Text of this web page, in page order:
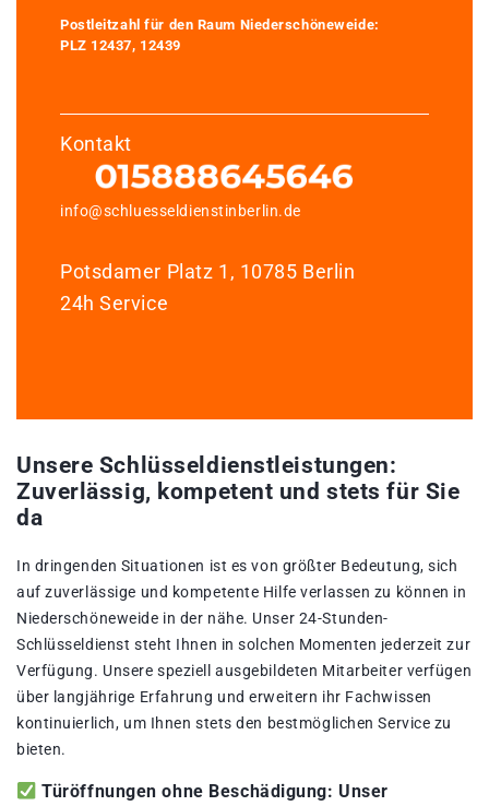
Postleitzahl für den Raum Niederschöneweide:
PLZ 12437, 12439
Kontakt
info@schluesseldienstinberlin.de
Potsdamer Platz 1, 10785 Berlin
24h Service
Unsere Schlüsseldienstleistungen:
Zuverlässig, kompetent und stets für Sie
da
In dringenden Situationen ist es von größter Bedeutung, sich
auf zuverlässige und kompetente Hilfe verlassen zu können in
Niederschöneweide in der nähe. Unser 24-Stunden-
Schlüsseldienst steht Ihnen in solchen Momenten jederzeit zur
Verfügung. Unsere speziell ausgebildeten Mitarbeiter verfügen
über langjährige Erfahrung und erweitern ihr Fachwissen
kontinuierlich, um Ihnen stets den bestmöglichen Service zu
bieten.
Türöffnungen ohne Beschädigung: Unser